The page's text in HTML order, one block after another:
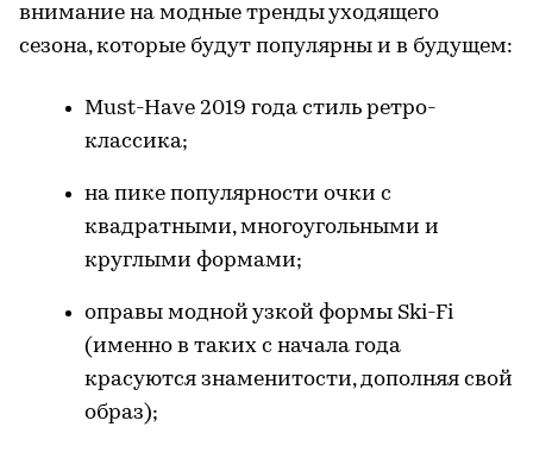
внимание на модные тренды уходящего
сезона, которые будут популярны и в будущем:
Must-Have 2019 года стиль ретро-
классика;
на пике популярности очки с
квадратными, многоугольными и
круглыми формами;
оправы модной узкой формы Ski-Fi
(именно в таких с начала года
красуются знаменитости, дополняя свой
образ);